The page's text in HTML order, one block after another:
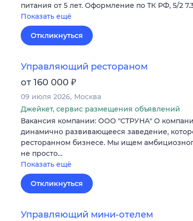
питания от 5 лет. Оформление по ТК РФ, 5/2
Показать ещё
Откликнуться
Управляющий рестораном
от 160 000 ₽
09 июля 2026 Москва
Джейкет, сервис размещения объявлений
Вакансия компании: ООО "СТРУНА" О
динамично развивающееся заведение,
ресторанном бизнесе. Мы ищем
не просто…
Показать ещё
Откликнуться
Управляющий мини-отелем